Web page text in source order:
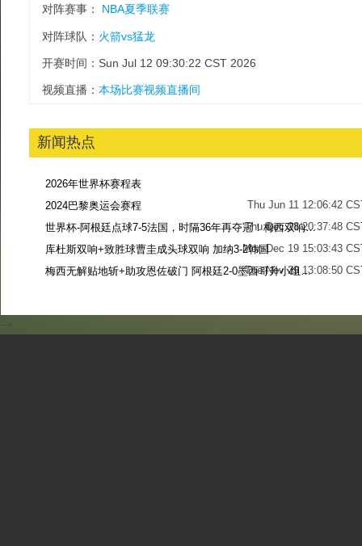
对阵赛事： NBA夏季联赛
对阵球队： 火箭vs猛龙
开赛时间：Sun Jul 12 09:30:22 CST 2026
视频直播： 本场比赛视频直播间
新闻热点
2026年世界杯赛程表
Thu Jun 11 12:06:42
2024巴黎奥运会赛程
Thu Dec 28 20:37:48
世界杯-阿根廷点球7-5法国，时隔36年再夺冠！梅西双响姆巴佩戴帽
Mon Dec 19 15:03:43
库杜斯双响+致胜球曹圭成头球双响 加纳3-2韩国
Tue Nov 29 13:08:50
梅西无解贴地斩+助攻恩佐破门 阿根廷2-0墨西哥升小组第二